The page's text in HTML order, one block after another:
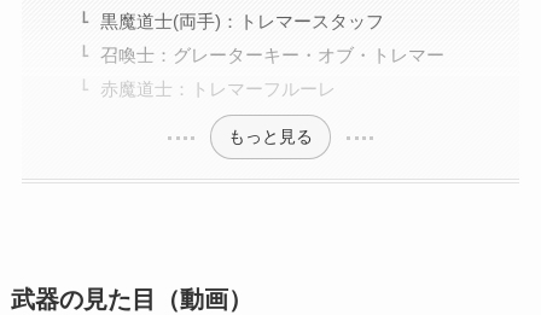
黒魔道士(両手)：トレマースタッフ
召喚士：グレーターキー・オブ・トレマー
赤魔道士：トレマーフルーレ
もっと見る
武器の見た目（動画）